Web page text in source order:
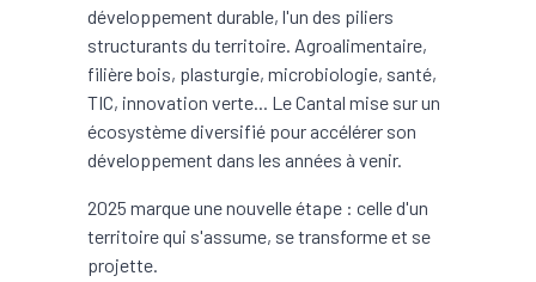
développement durable, l'un des piliers
structurants du territoire. Agroalimentaire,
filière bois, plasturgie, microbiologie, santé,
TIC, innovation verte... Le Cantal mise sur un
écosystème diversifié pour accélérer son
développement dans les années à venir.
2025 marque une nouvelle étape : celle d'un
territoire qui s'assume, se transforme et se
projette.